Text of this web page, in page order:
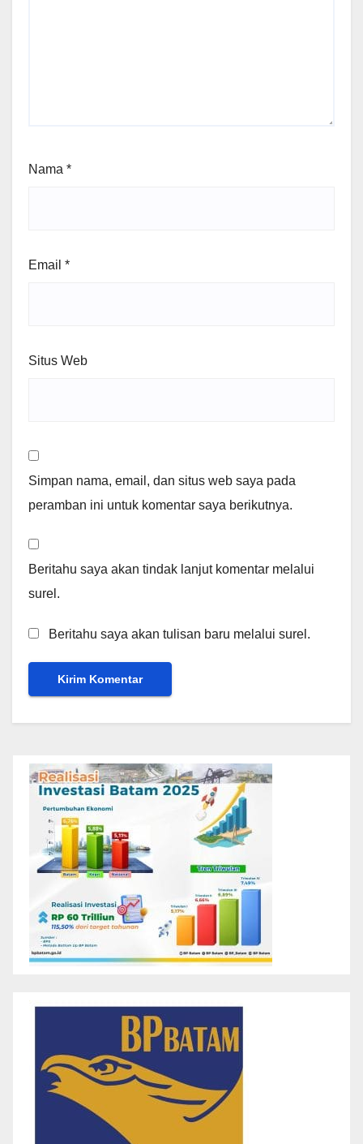
Nama *
Email *
Situs Web
Simpan nama, email, dan situs web saya pada
peramban ini untuk komentar saya berikutnya.
Beritahu saya akan tindak lanjut komentar melalui
surel.
Beritahu saya akan tulisan baru melalui surel.